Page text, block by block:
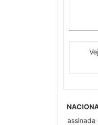
assinada